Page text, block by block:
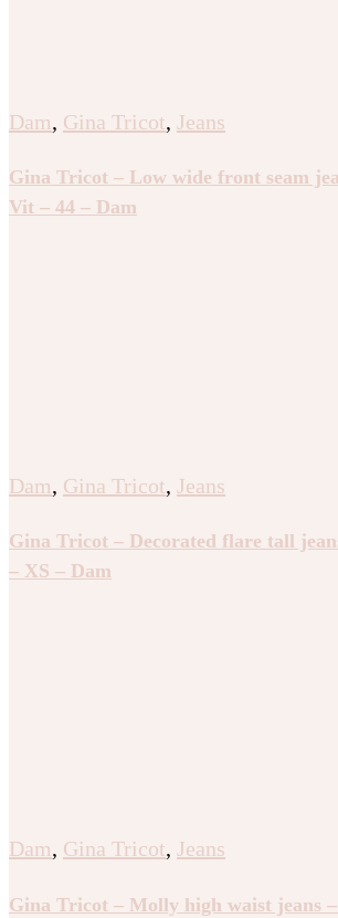
Dam, Gina Tricot, Jeans
Gina Tricot – Low wide front seam
Vit – 44 – Dam
Dam, Gina Tricot, Jeans
Gina Tricot – Decorated flare tall
– XS – Dam
Dam, Gina Tricot, Jeans
Gina Tricot – Molly high waist jeans